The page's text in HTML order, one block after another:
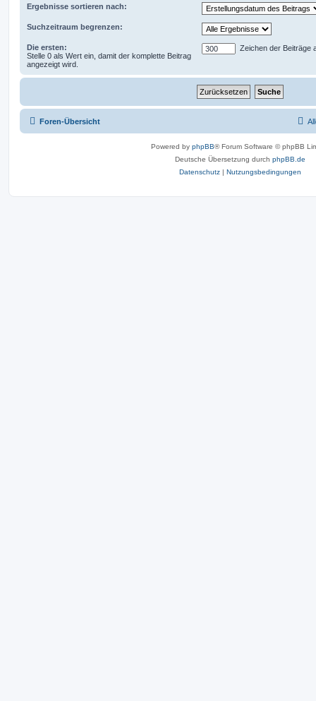
Ergebnisse sortieren nach:
Suchzeitraum begrenzen:
Die ersten:
Stelle 0 als Wert ein, damit der komplette Beitrag
angezeigt wird.
Zeichen der Beiträge
Foren-Übersicht
Powered by phpBB® Forum Software © phpBB
Deutsche Übersetzung durch phpBB.de
Datenschutz | Nutzungsbedingungen